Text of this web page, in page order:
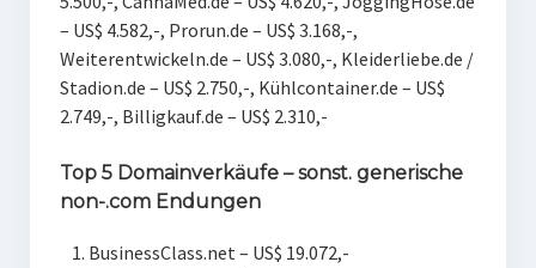
– US$ 4.582,-, Prorun.de – US$ 3.168,-,
Weiterentwickeln.de – US$ 3.080,-, Kleiderliebe.de /
Stadion.de – US$ 2.750,-, Kühlcontainer.de – US$
2.749,-, Billigkauf.de – US$ 2.310,-
Top 5 Domainverkäufe – sonst. generische
non-.com Endungen
BusinessClass.net – US$ 19.072,-